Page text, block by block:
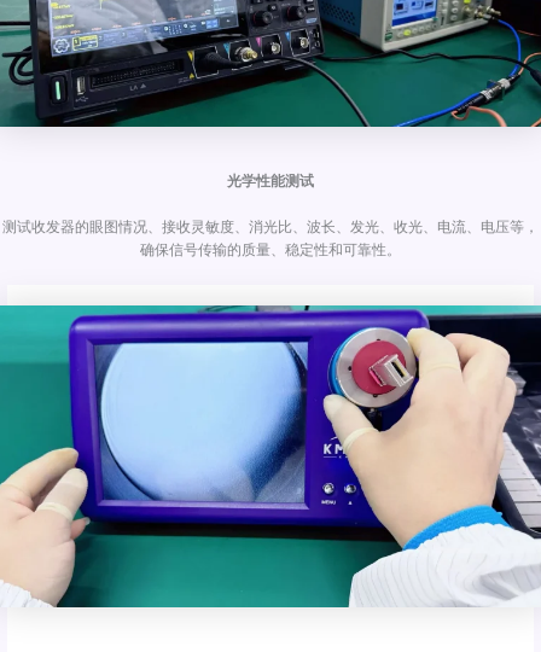
光学性能测试
测试收发器的眼图情况、接收灵敏度、消光比、波长、发光、收光、电流、电压等，
确保信号传输的质量、稳定性和可靠性。